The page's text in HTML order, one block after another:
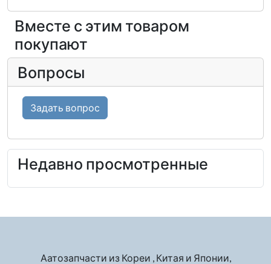
Вместе с этим товаром
покупают
Вопросы
Задать вопрос
Недавно просмотренные
Аатозапчасти из Кореи , Китая и Японии,